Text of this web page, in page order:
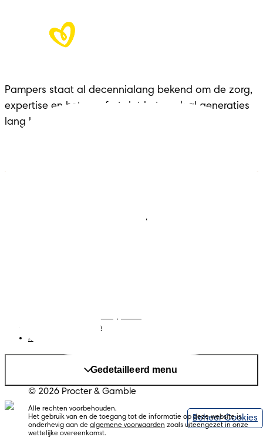
Pampers staat al decennialang bekend om de zorg,
expertise en het comfort dat het merk al generaties
lang biedt aan gezinnen in elke belangrijke fase.
|
Land/regio wijzigen
Mijn Gegevens
Gedetailleerd menu
© 2026 Procter & Gamble
Alle rechten voorbehouden.
Het gebruik van en de toegang tot de informatie op deze website is
onderhevig aan de algemene voorwaarden zoals uiteengezet in onze
wettelijke overeenkomst.
Beheer Cookies